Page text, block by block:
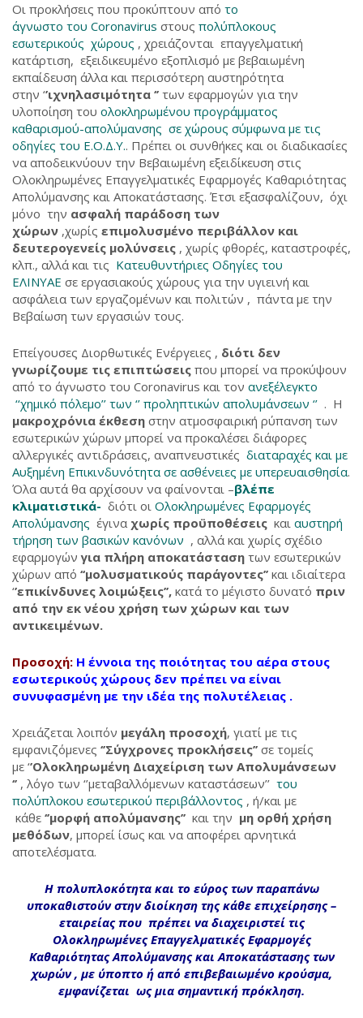
Οι προκλήσεις που προκύπτουν από το
άγνωστο του Coronavirus στους πολύπλοκους
εσωτερικούς χώρους , χρειάζονται επαγγελματική
κατάρτιση, εξειδικευμένο εξοπλισμό με βεβαιωμένη
εκπαίδευση άλλα και περισσότερη αυστηρότητα
στην ‘’ιχνηλασιμότητα ‘’ των εφαρμογών για την
υλοποίηση του ολοκληρωμένου προγράμματος
καθαρισμού-απολύμανσης σε χώρους σύμφωνα με τις
οδηγίες του Ε.Ο.Δ.Υ.. Πρέπει οι συνθήκες και οι διαδικασίες
να αποδεικνύουν την Βεβαιωμένη εξειδίκευση στις
Ολοκληρωμένες Επαγγελματικές Εφαρμογές Καθαριότητας
Απολύμανσης και Αποκατάστασης. Έτσι εξασφαλίζουν, όχι
μόνο την ασφαλή παράδοση των
χώρων ,χωρίς επιμολυσμένο περιβάλλον και
δευτερογενείς μολύνσεις , χωρίς φθορές, καταστροφές,
κλπ., αλλά και τις Κατευθυντήριες Οδηγίες του
ΕΛΙΝΥΑΕ σε εργασιακούς χώρους για την υγιεινή και
ασφάλεια των εργαζομένων και πολιτών , πάντα με την
Βεβαίωση των εργασιών τους.
Επείγουσες Διορθωτικές Ενέργειες , διότι δεν
γνωρίζουμε τις επιπτώσεις που μπορεί να προκύψουν
από το άγνωστο του Coronavirus και τον ανεξέλεγκτο
‘‘χημικό πόλεμο’’ των ‘’ προληπτικών απολυμάνσεων ‘’ . Η
μακροχρόνια έκθεση στην ατμοσφαιρική ρύπανση των
εσωτερικών χώρων μπορεί να προκαλέσει διάφορες
αλλεργικές αντιδράσεις, αναπνευστικές διαταραχές και με
Αυξημένη Επικινδυνότητα σε ασθένειες με υπερευαισθησία.
Όλα αυτά θα αρχίσουν να φαίνονται –βλέπε
κλιματιστικά- διότι οι Ολοκληρωμένες Εφαρμογές
Απολύμανσης έγινα χωρίς προϋποθέσεις και αυστηρή
τήρηση των βασικών κανόνων , αλλά και χωρίς σχέδιο
εφαρμογώνγια πλήρη αποκατάσταση των εσωτερικών
χώρων από ‘‘μολυσματικούς παράγοντες’’ και ιδιαίτερα
‘’επικίνδυνες λοιμώξεις’’, κατά το μέγιστο δυνατό πριν
από την εκ νέου χρήση των χώρων και των
αντικειμένων.
Προσοχή: Η έννοια της ποιότητας του αέρα στους
εσωτερικούς χώρους δεν πρέπει να είναι
συνυφασμένη με την ιδέα της πολυτέλειας .
Χρειάζεται λοιπόν μεγάλη προσοχή, γιατί με τις
εμφανιζόμενες ‘’Σύγχρονες προκλήσεις’’ σε τομείς
με ‘’Ολοκληρωμένη Διαχείριση των Απολυμάνσεων
‘’ , λόγο των ‘’μεταβαλλόμενων καταστάσεων’’ του
πολύπλοκου εσωτερικού περιβάλλοντος , ή/και με
κάθε ‘’μορφή απολύμανσης’’ και την μη ορθή χρήση
μεθόδων, μπορεί ίσως και να αποφέρει αρνητικά
αποτελέσματα.
Η πολυπλοκότητα και το εύρος των παραπάνω
υποκαθιστούν στην διοίκηση της κάθε επιχείρησης –
εταιρείας που πρέπει να διαχειριστεί τις
Ολοκληρωμένες Επαγγελματικές Εφαρμογές
Καθαριότητας Απολύμανσης και Αποκατάστασης των
χωρών , με ύποπτο ή από επιβεβαιωμένο κρούσμα,
εμφανίζεται ως μια σημαντική πρόκληση.